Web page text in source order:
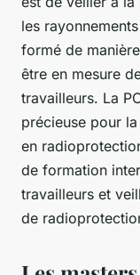
les
formé de
être en mesure
travailleurs. La
précieuse pour
en
de formation
travailleurs et
de